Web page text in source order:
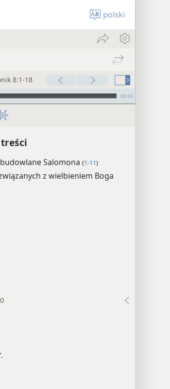
polski
8:1-18
00:00
Salomona (1-11)
z wielbieniem Boga